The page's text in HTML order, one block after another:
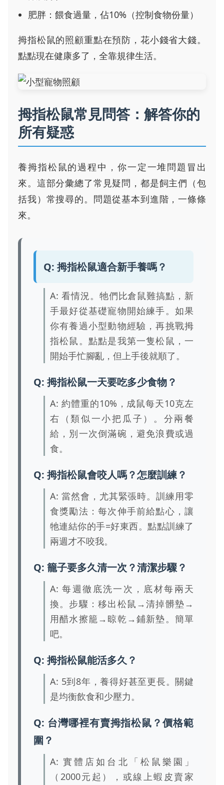
肥胖：餵食過量，佔10%（控制食物份量）
拇指松鼠的照顧重點在預防，花小錢省大錢。
點點現在健康多了，全靠規律生活。
拇指松鼠常見問答：解答你的
所有疑惑
養拇指松鼠的過程中，你一定一堆問題冒出
來。這部分彙總了常見疑問，都是飼主們（包
括我）常搜尋的。問題從基本到進階，一條條
來。
Q: 拇指松鼠適合新手養嗎？
A: 看情況。牠們比倉鼠難搞點，新
手最好從基礎寵物開始練手。如果
你有養過小型動物經驗，再挑戰拇
指松鼠。點點是我第一隻松鼠，一
開始手忙腳亂，但上手後就順了。
Q: 拇指松鼠一天要吃多少食物？
A: 約體重的10%，成鼠每天10克左
右（類似一小把瓜子）。分兩餐
給，別一次倒滿碗，避免浪費或過
食。
Q: 拇指松鼠會咬人嗎？怎麼訓練？
A: 當然會，尤其緊張時。訓練用零
食獎勵法：每次伸手前給點心，讓
牠連結你的手=好東西。點點訓練了
兩週才不咬我。
Q: 籠子要多久清一次？清潔步驟？
A: 每週徹底洗一次，底材每兩天
換。步驟：移出松鼠→清掉髒墊→
用醋水擦籠→晾乾→鋪新墊。簡單
吧。
Q: 拇指松鼠能活多久？
A: 5到8年，養得好甚至更長。關鍵
是均衡飲食和少壓力。
Q: 台灣哪裡有賣拇指松鼠？價格範
圍？
A: 實體店如台北「松鼠樂園」
（2000元起），或線上蝦皮賣家